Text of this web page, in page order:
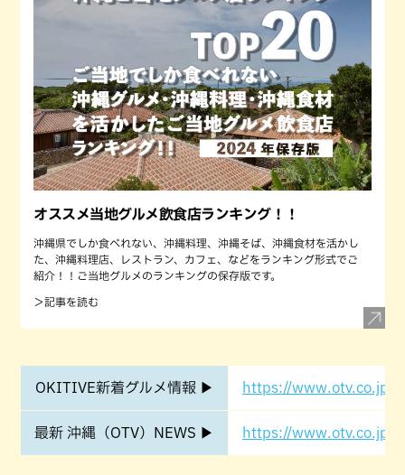
オススメ当地グルメ飲食店ランキング！！
沖縄県でしか食べれない、沖縄料理、沖縄そば、沖縄食材を活かし
た、沖縄料理店、レストラン、カフェ、などをランキング形式でご
紹介！！ご当地グルメのランキングの保存版です。
＞記事を読む
OKITIVE新着グルメ情報 ▶ https://www.otv.co.jp/
最新 沖縄（OTV）NEWS ▶ https://www.otv.co.jp/